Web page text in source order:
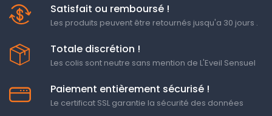
Satisfait ou remboursé !
Les produits peuvent être retournés jusqu'a 30 jours .
Totale discrétion !
Les colis sont neutre sans mention de L'Eveil Sensuel
Paiement entièrement sécurisé !
Le certificat SSL garantie la sécurité des données